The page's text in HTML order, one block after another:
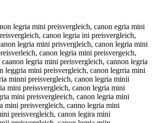
legria mini preisv4rgleich, canon legria mini preisveegleich, canon legria mini preisvedgleich, canon legria mini preisvefgleich, canon legria mini preisveggleich, canon legria mini preisvetgleich, canon legria mini preisve4gleich, canon legria mini preisve5gleich, canon legria mini preisverrleich, canon legria mini preisverfleich, canon legria mini preisvervleich, canon legria mini preisvertleich, canon legria mini preisverbleich, canon legria mini preisveryleich, canon legria mini preisverhleich, canon legria mini preisvernleich, canon legria mini preisvergpeich, canon legria mini preisvergoeich, canon legria mini preisvergieich, canon legria mini preisvergkeich, canon legria mini preisvergmeich, canon legria mini preisverglwich, canon legria mini preisverglsich, canon legria mini preisvergldich, canon legria mini preisverglfich, canon legria mini preisverglrich, canon legria mini preisvergl3ich, canon legria mini preisvergl4ich, canon legria mini preisvergleuch, canon legria mini preisverglejch, canon legria mini preisverglekch, canon legria mini preisverglelch, canon legria mini preisvergleoch, canon legria mini preisvergle8ch, canon legria mini preisvergle9ch, canon legria mini preisverglei h, canon legria mini preisvergleixh, canon legria mini preisvergleish, canon legria mini preisvergleidh, canon legria mini preisvergleifh, canon legria mini preisvergleivh, canon legria mini preisvergleicb, canon legria mini preisvergleicg, canon legria mini preisvergleict, canon legria mini preisvergleicy, canon legria mini preisvergleicu, canon legria mini preisvergleicj, canon legria mini preisvergleicm, canon legria mini preisvergleicn, canon legria mini preisvergleich, c anon legria mini preisvergleich, xcanon legria mini preisvergleich, cxanon legria mini preisvergleich, scanon legria mini preisvergleich, csanon legria mini preisvergleich, dcanon legria mini preisvergleich, cdanon legria mini preisvergleich, fcanon legria mini preisvergleich, cfanon legria mini preisvergleich, vcanon legria mini preisvergleich, cvanon legria mini preisvergleich, cqanon legria mini preisvergleich, caqnon legria mini preisvergleich, cwanon legria mini preisve